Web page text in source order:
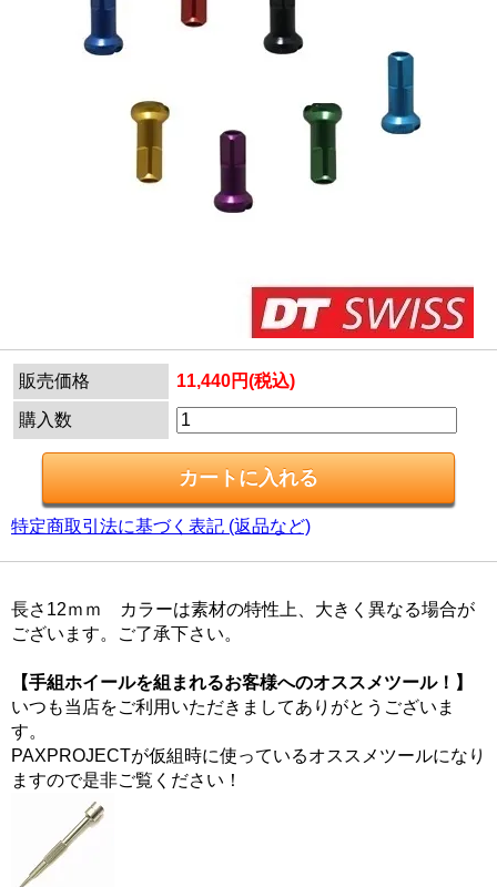
販売価格 11,440円(税込)
購入数
特定商取引法に基づく表記 (返品など)
長さ12ｍｍ カラーは素材の特性上、大きく異なる場合が
ございます。ご了承下さい。
【手組ホイールを組まれるお客様へのオススメツール！】
いつも当店をご利用いただきましてありがとうございま
す。
PAXPROJECTが仮組時に使っているオススメツールになり
ますので是非ご覧ください！